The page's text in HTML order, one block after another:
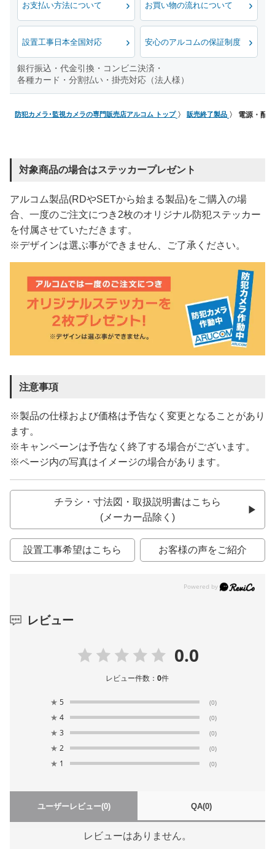
お支払い方法について お買い物の流れについて
設置工事日本全国対応 安心のアルコムの保証制度
銀行振込・代金引換・コンビニ決済・
各種カード・分割払い・掛売対応（法人様）
防犯カメラ･監視カメラの専門販売店アルコム トップ 販売終了製品 電源・配
対象商品の場合はステッカープレゼント
アルコム製品(RDやSETから始まる製品)をご購入の場
合、一度のご注文につき2枚のオリジナル防犯ステッカー
を付属させていただきます。
※デザインは選ぶ事ができません、ご了承ください。
注意事項
※製品の仕様および価格は予告なく変更となることがあり
ます。
※キャンペーンは予告なく終了する場合がございます。
※ページ内の写真はイメージの場合があります。
チラシ・寸法図・取扱説明書はこちら
(メーカー品除く)
設置工事希望はこちら お客様の声をご紹介
レビュー
0.0
レビュー件数：0件
★ 5 (0)
★ 4 (0)
★ 3 (0)
★ 2 (0)
★ 1 (0)
ユーザーレビュー(0) QA(0)
レビューはありません。